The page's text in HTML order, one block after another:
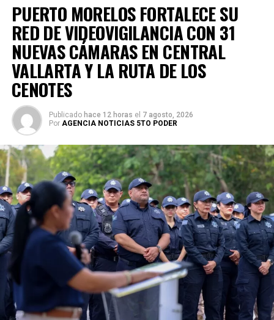
PUERTO MORELOS FORTALECE SU
RED DE VIDEOVIGILANCIA CON 31
NUEVAS CÁMARAS EN CENTRAL
VALLARTA Y LA RUTA DE LOS
CENOTES
Publicado hace 12 horas el 7 agosto, 2026
Por AGENCIA NOTICIAS 5TO PODER